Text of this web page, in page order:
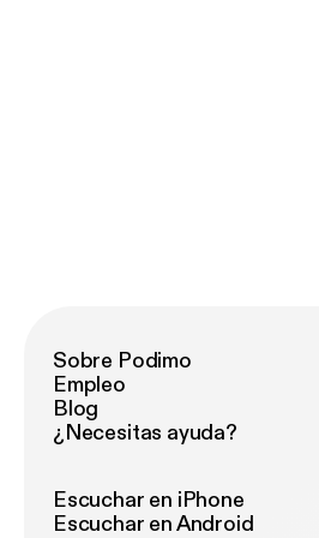
Sobre Podimo
Empleo
Blog
¿Necesitas ayuda?
Escuchar en iPhone
Escuchar en Android